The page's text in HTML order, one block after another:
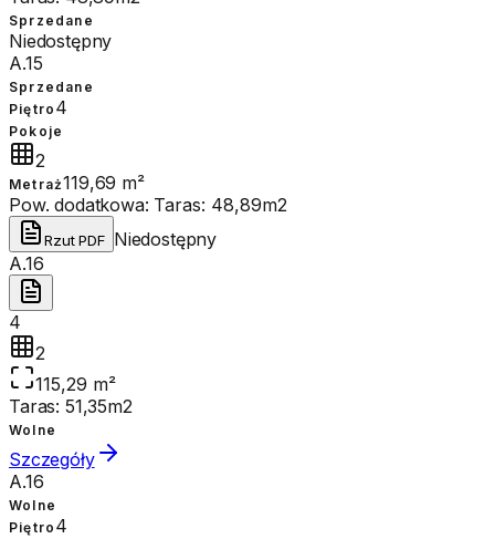
Sprzedane
Niedostępny
A.15
Sprzedane
Piętro 4
Pokoje
2
Metraż119,69 m²
Pow. dodatkowa: Taras: 48,89m2
Rzut PDF Niedostępny
A.16
4
2
115,29 m²
Taras: 51,35m2
Wolne
Szczegóły
A.16
Wolne
Piętro 4